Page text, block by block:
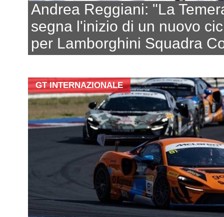
Andrea Reggiani: "La
segna l'inizio di un nuovo
per Lamborghini Squadra
GT INTERNAZIONALE